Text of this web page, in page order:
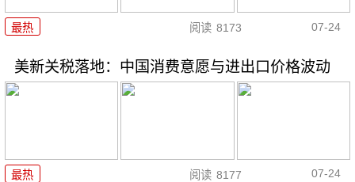
最热 阅读 8173 07-24
美新关税落地：中国消费意愿与进出口价格波动
最热 阅读 8177 07-24